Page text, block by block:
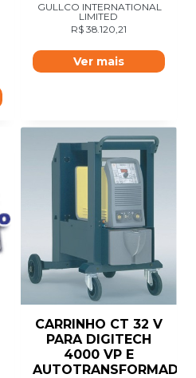
GULLCO INTERNATIONAL
LIMITED
R$ 38.120,21
Ver mais
CARRINHO CT 32 V
PARA DIGITECH
4000 VP E